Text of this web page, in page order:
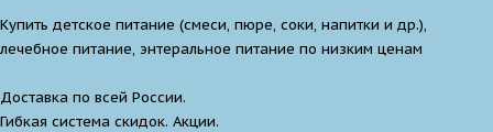
Купить детское питание (смеси, пюре, соки, напитки и др.),
лечебное питание, энтеральное питание по низким ценам
Доставка по всей России.
Гибкая система скидок. Акции.